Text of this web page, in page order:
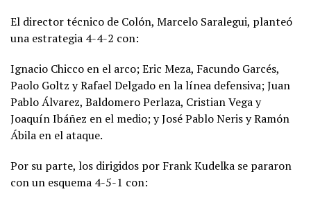
El director técnico de Colón, Marcelo Saralegui, planteó
una estrategia 4-4-2 con:
Ignacio Chicco en el arco; Eric Meza, Facundo Garcés,
Paolo Goltz y Rafael Delgado en la línea defensiva; Juan
Pablo Álvarez, Baldomero Perlaza, Cristian Vega y
Joaquín Ibáñez en el medio; y José Pablo Neris y Ramón
Ábila en el ataque.
Por su parte, los dirigidos por Frank Kudelka se pararon
con un esquema 4-5-1 con: